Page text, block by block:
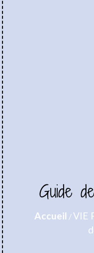
Guide
Accueil /VIE